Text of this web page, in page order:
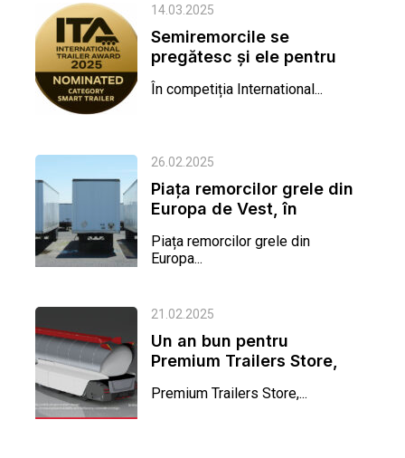
14.03.2025
Semiremorcile se
pregătesc și ele pentru
AI
În competiția International...
26.02.2025
Piața remorcilor grele din
Europa de Vest, în
optimiste...
Piața remorcilor grele din
Europa...
21.02.2025
Un an bun pentru
Premium Trailers Store,
livrate
Premium Trailers Store,...